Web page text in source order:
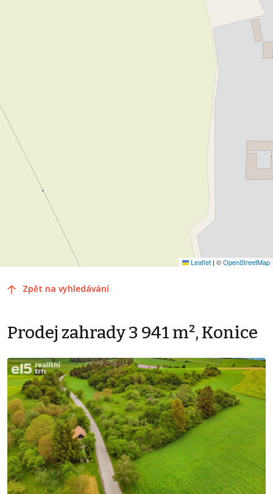
Leaflet | ©OpenStreetMap
Zpět na vyhledávání
Prodej zahrady 3 941 m², Konice